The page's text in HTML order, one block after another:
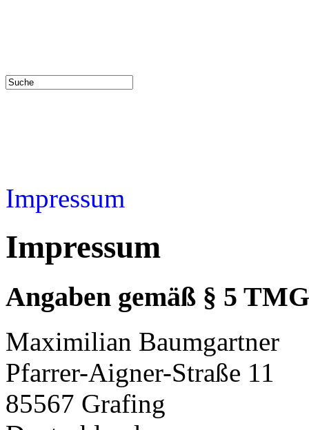
Impressum
Impressum
Angaben gemäß § 5
Maximilian Baumgartner
Pfarrer-Aigner-Straße 11
85567 Grafing